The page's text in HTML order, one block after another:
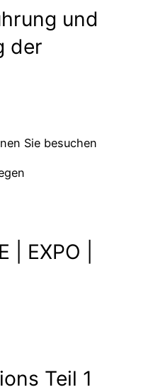
und
der
Sie besuchen
| EXPO |
Teil 1